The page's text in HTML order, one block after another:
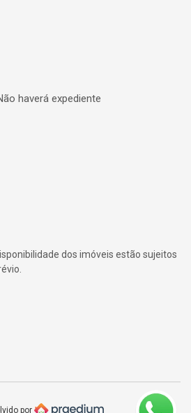
haverá expediente
dos imóveis estão sujeitos
por